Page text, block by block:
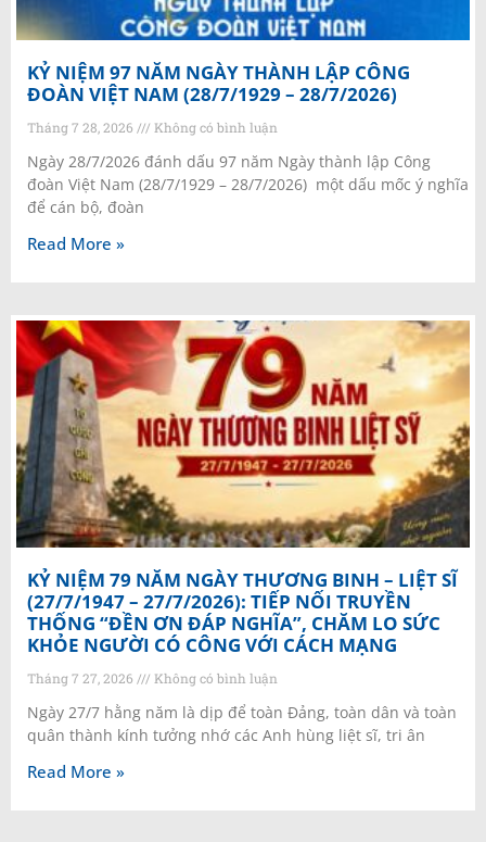
KỶ NIỆM 97 NĂM NGÀY THÀNH LẬP CÔNG
ĐOÀN VIỆT NAM (28/7/1929 – 28/7/2026)
Tháng 7 28, 2026 Không có bình luận
Ngày 28/7/2026 đánh dấu 97 năm Ngày thành lập Công
đoàn Việt Nam (28/7/1929 – 28/7/2026) một dấu mốc ý nghĩa
để cán bộ, đoàn
Read More »
KỶ NIỆM 79 NĂM NGÀY THƯƠNG BINH – LIỆT SĨ
(27/7/1947 – 27/7/2026): TIẾP NỐI TRUYỀN
THỐNG “ĐỀN ƠN ĐÁP NGHĨA”, CHĂM LO SỨC
KHỎE NGƯỜI CÓ CÔNG VỚI CÁCH MẠNG
Tháng 7 27, 2026 Không có bình luận
Ngày 27/7 hằng năm là dịp để toàn Đảng, toàn dân và toàn
quân thành kính tưởng nhớ các Anh hùng liệt sĩ, tri ân
Read More »